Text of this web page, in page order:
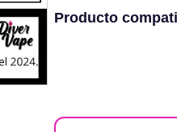
Producto